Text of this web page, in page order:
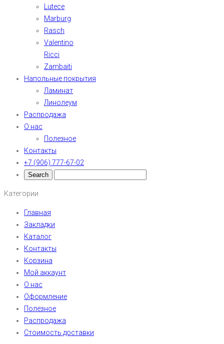
Lutece
Marburg
Rasch
Valentino
Ricci
Zambaiti
Напольные покрытия
Ламинат
Линолеум
Распродажа
О нас
Полезное
Контакты
+7 (906) 777-67-02
Категории
Главная
Закладки
Каталог
Контакты
Корзина
Мой аккаунт
О нас
Оформление
Полезное
Распродажа
Стоимость доставки